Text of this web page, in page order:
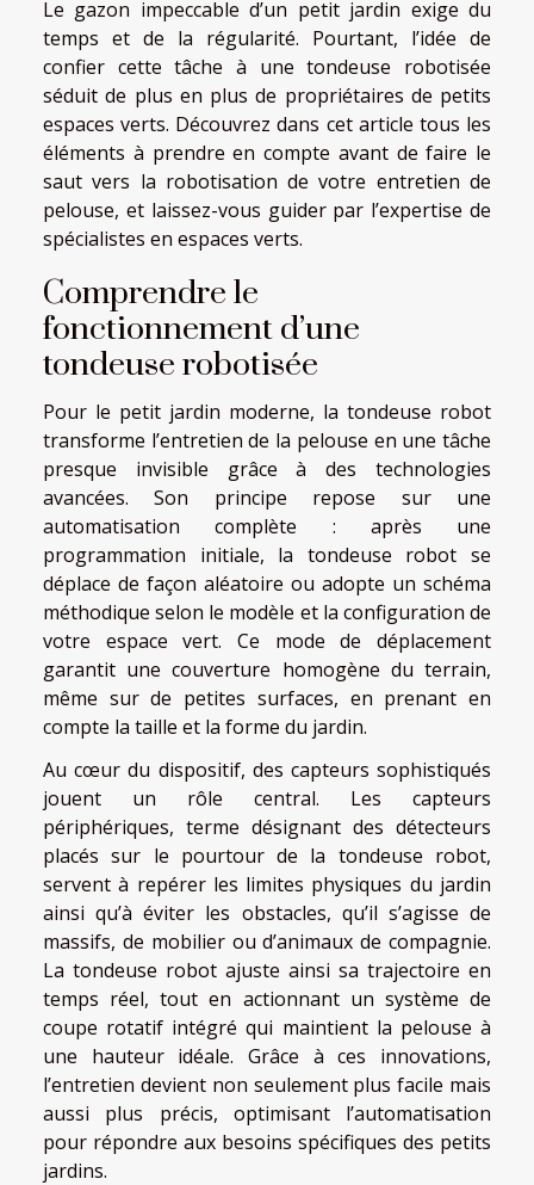
Le gazon impeccable d’un petit jardin exige du
temps et de la régularité. Pourtant, l’idée de
confier cette tâche à une tondeuse robotisée
séduit de plus en plus de propriétaires de petits
espaces verts. Découvrez dans cet article tous les
éléments à prendre en compte avant de faire le
saut vers la robotisation de votre entretien de
pelouse, et laissez-vous guider par l’expertise de
spécialistes en espaces verts.
Comprendre le
fonctionnement d’une
tondeuse robotisée
Pour le petit jardin moderne, la tondeuse robot
transforme l’entretien de la pelouse en une tâche
presque invisible grâce à des technologies
avancées. Son principe repose sur une
automatisation complète : après une
programmation initiale, la tondeuse robot se
déplace de façon aléatoire ou adopte un schéma
méthodique selon le modèle et la configuration de
votre espace vert. Ce mode de déplacement
garantit une couverture homogène du terrain,
même sur de petites surfaces, en prenant en
compte la taille et la forme du jardin.
Au cœur du dispositif, des capteurs sophistiqués
jouent un rôle central. Les capteurs
périphériques, terme désignant des détecteurs
placés sur le pourtour de la tondeuse robot,
servent à repérer les limites physiques du jardin
ainsi qu’à éviter les obstacles, qu’il s’agisse de
massifs, de mobilier ou d’animaux de compagnie.
La tondeuse robot ajuste ainsi sa trajectoire en
temps réel, tout en actionnant un système de
coupe rotatif intégré qui maintient la pelouse à
une hauteur idéale. Grâce à ces innovations,
l’entretien devient non seulement plus facile mais
aussi plus précis, optimisant l’automatisation
pour répondre aux besoins spécifiques des petits
jardins.